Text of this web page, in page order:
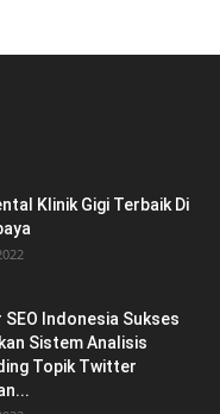
Klinik Gigi Terbaik Di
SEO Indonesia Sukses
Sistem Analisis
Topik Twitter